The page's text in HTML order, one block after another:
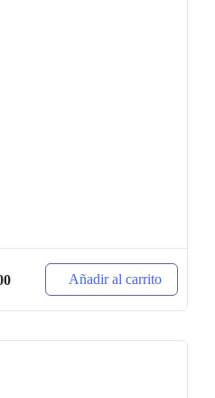
Añadir al carrito